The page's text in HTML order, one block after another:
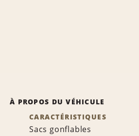
À PROPOS DU VÉHICULE
CARACTÉRISTIQUES
Sacs gonflables